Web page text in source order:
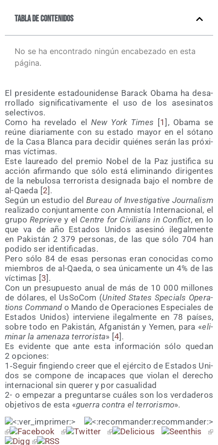
Tabla de contenidos
No se ha encontrado ningún encabezado en esta
página.
El pre­si­den­te esta­dou­ni­den­se Barack Oba­ma ha desa­
rro­lla­do sig­ni­fi­ca­ti­va­men­te el uso de los ase­si­na­tos
selectivos.
Como ha reve­la­do el New York Times [1], Oba­ma se
reúne dia­ria­men­te con su esta­do mayor en el sótano
de la Casa Blan­ca para deci­dir quié­nes serán las pró­xi­
mas víctimas.
Este lau­rea­do del pre­mio Nobel de la Paz jus­ti­fi­ca su
acción afir­man­do que sólo está eli­mi­nan­do diri­gen­tes
de la nebu­lo­sa terro­ris­ta desig­na­da bajo el nom­bre de
al-Qae­da [2].
Según un estu­dio del Bureau of Inves­ti­ga­ti­ve Jour­na­lism
rea­li­za­do con­jun­ta­men­te con Amnis­tía Inter­na­cio­nal, el
gru­poReprie­ve y el Cen­tre for Civi­lians in Con­flict, en lo
que va de año Esta­dos Uni­dos ase­si­nó ile­gal­men­te
en Pakis­tán 2 379 per­so­nas, de las que sólo 704 han
podi­do ser identificadas.
Pero sólo 84 de esas per­so­nas eran cono­ci­das como
miem­bros de al-Qae­da, o sea úni­ca­men­te un 4% de las
víc­ti­mas [3].
Con un pre­su­pues­to anual de más de 10 000 millo­nes
de dóla­res, el UsSo­Com (Uni­ted Sta­tes Spe­cials Ope­ra­
tions Com­mando Man­do de Ope­ra­cio­nes Espe­cia­les de
Esta­dos Uni­dos) inter­vie­ne ile­gal­men­te en 78 paí­ses,
sobre todo en Pakis­tán, Afga­nis­tán y Yemen, para «eli­
mi­nar la ame­na­za terro­ris­ta» [4].
Es evi­den­te que ante esta infor­ma­ción sólo que­dan
2 opciones:
1‑Seguir fin­gien­do creer que el ejér­ci­to de Esta­dos Uni­
dos se com­po­ne de inca­pa­ces que vio­lan el dere­cho
inter­na­cio­nal sin que­rer y por casualidad
2- o empe­zar a pre­gun­tar­se cuá­les son los ver­da­de­ros
obje­ti­vos de esta «gue­rra con­tra el terro­ris­mo».